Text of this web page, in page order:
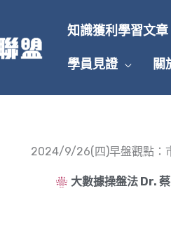
知識獲利學習文章
學員見證 關
2024/9/26(四)早盤觀點：
大數據操盤法 Dr. 蔡